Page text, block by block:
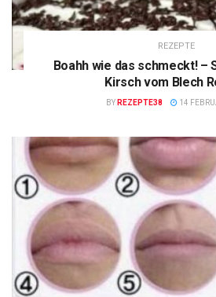
REZEPTE
Boahh wie das schmeckt! –
Kirsch vom Blech
BY REZEPTE38 14